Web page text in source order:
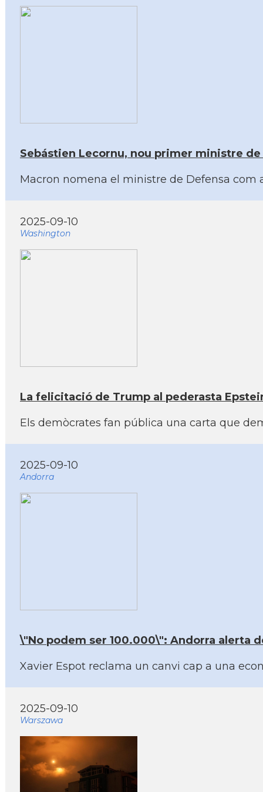
Sebástien Lecornu, nou primer ministre de
Macron nomena el ministre de Defensa com
2025-09-10
Washington
La felicitació de Trump al pederasta
Els demòcrates fan pública una carta que
2025-09-10
Andorra
\"No podem ser 100.000\": Andorra alerta
Xavier Espot reclama un canvi cap a una
2025-09-10
Warszawa